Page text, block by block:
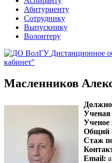
Абитуриенту
Сотруднику
Выпускнику
Волонтеру
Дистанционное
кабинет"
Масленников
Ученая
Ученое
Общий
Стаж
Email: